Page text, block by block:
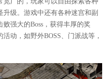
级。游戏中还有各种迷宫和副
强大的Boss，获得丰厚的奖
动，如野外BOSS、门派战等，